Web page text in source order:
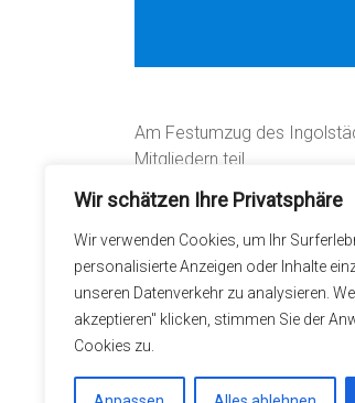
Wir schätzen Ihre Privatsphäre
Wir verwenden Cookies, um Ihr
personalisierte Anzeigen oder Inhalte
unseren Datenverkehr zu analysieren.
akzeptieren" klicken, stimmen Sie der
Cookies zu.
Am Festumzug des
Mitgliedern teil.
Bei schönem Wetter und
Donaustraße geradeaus
angekommen verbrachten
← 26.09.2025: